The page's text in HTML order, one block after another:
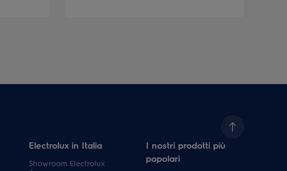
Electrolux in Italia
Showroom Electrolux
I nostri prodotti più
popolari